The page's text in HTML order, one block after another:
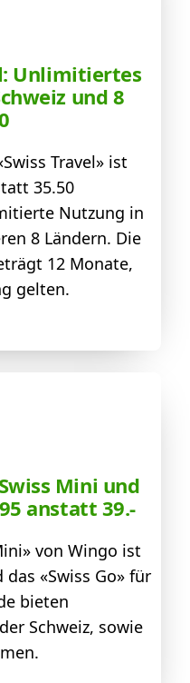
Unlimitiertes
und 8
Travel» ist
35.50
Nutzung in
8 Ländern. Die
12 Monate,
gelten.
Mini und
anstatt 39.-
von Wingo ist
das «Swiss Go» für
bieten
Schweiz, sowie